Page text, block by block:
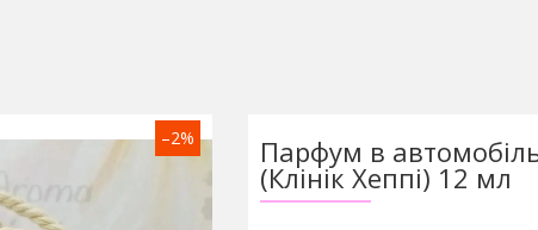
–2% Парфум в
(Клінік Хеппі) 12 мл